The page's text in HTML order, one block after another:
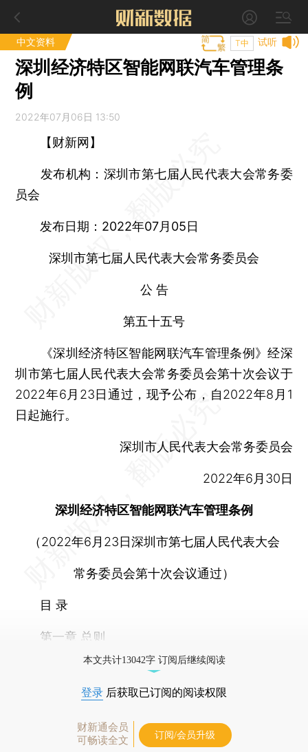
中文资料 试听
T中
深圳经济特区智能网联汽车管理条
例
2022年07月06日 13:50
【财新网】
发布机构：深圳市第七届人民代表大会常务委
员会
发布日期：2022年07月05日
深圳市第七届人民代表大会常务委员会
公 告
第五十五号
《深圳经济特区智能网联汽车管理条例》经深
圳市第七届人民代表大会常务委员会第十次会议于
2022年6月23日通过，现予公布，自2022年8月1
日起施行。
深圳市人民代表大会常务委员会
2022年6月30日
深圳经济特区智能网联汽车管理条例
（2022年6月23日深圳市第七届人民代表大会
常务委员会第十次会议通过）
目 录
第一章 总则
本文共计13042字 订阅后继续阅读
登录 后获取已订阅的阅读权限
财新通会员
可畅读全文
订阅/会员升级